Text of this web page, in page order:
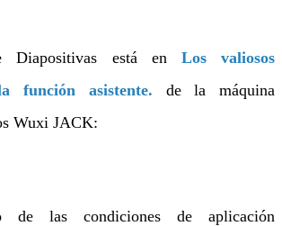
Diapositivas está en Los valiosos
función asistente. de la máquina
Wuxi JACK:
de las condiciones de aplicación